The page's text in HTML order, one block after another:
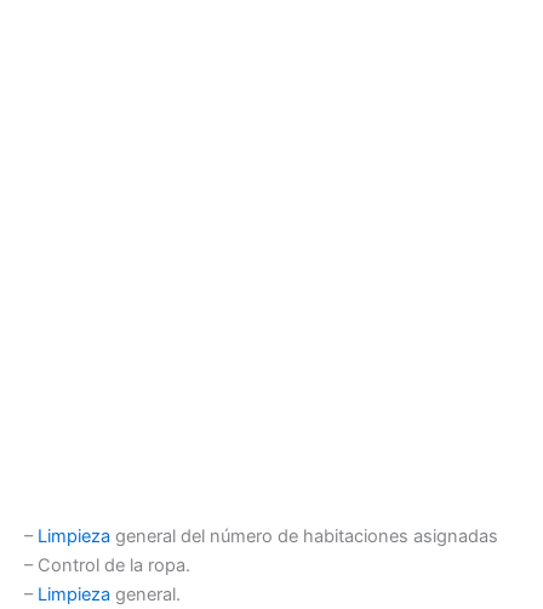
– Limpieza general del número de habitaciones asignadas
– Control de la ropa.
– Limpieza general.